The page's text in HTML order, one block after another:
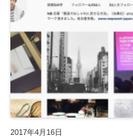
2017年4月16日